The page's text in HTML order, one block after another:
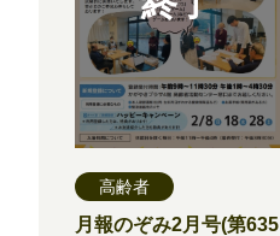
高齢者
月報のぞみ2月号(第635